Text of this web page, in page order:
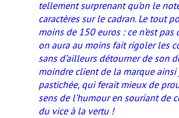
tellement surprenant qu’on le
caractères sur le cadran. Le tout
moins de 150 euros : ce n’est pas
on aura au moins fait rigoler les
sans d’ailleurs détourner de son
moindre client de la marque ainsi
pastichée, qui ferait mieux de
sens de l’humour en souriant de
du vice à la vertu !